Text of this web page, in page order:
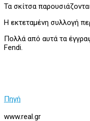
Τα σκίτσα
Η εκτεταμένη συλλογή
Πολλά από αυτά τα
Fendi.
Πηγή
www.real.gr